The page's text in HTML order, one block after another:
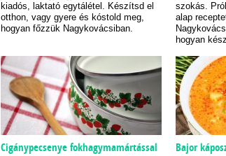
kiadós, laktató egytálétel. Készítsd el
otthon, vagy gyere és kóstold meg,
hogyan főzzük Nagykovácsiban.
szokás.
alap
hogyan
Cigánypecsenye fokhagymamártással Bajor